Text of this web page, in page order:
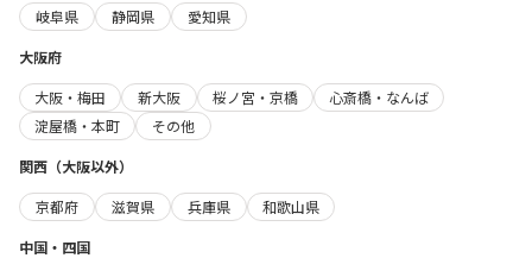
岐阜県
静岡県
愛知県
大阪府
大阪・梅田
新大阪 桜ノ宮・京橋
心斎橋・なんば
淀屋橋・本町
その他
関西（大阪以外）
京都府
滋賀県 兵庫県
和歌山県
中国・四国